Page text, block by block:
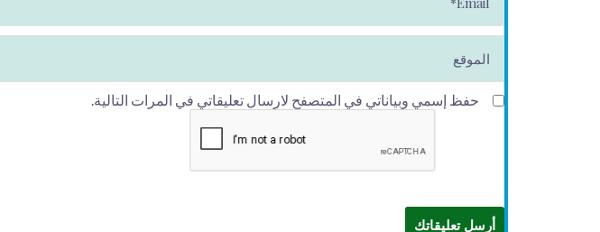
ai
l*
حفظ إسمي وبياناتي في المتصفح لارسال تعليقاتي في المرات التالية.